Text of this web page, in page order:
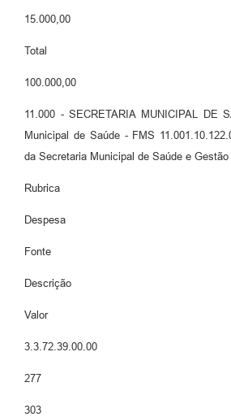
15.000,00
Total
100.000,00
11.000 - SECRETARIA MUNICIPAL DE
Municipal de Saúde - FMS
da Secretaria Municipal de Saúde e Gestão
Rubrica
Despesa
Fonte
Descrição
Valor
3.3.72.39.00.00
277
303